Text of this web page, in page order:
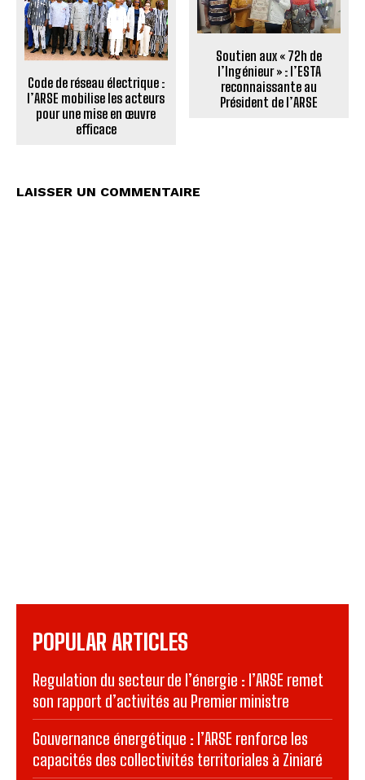
Code de réseau électrique :
l’ARSE mobilise les acteurs
pour une mise en œuvre
efficace
Soutien aux « 72h de
l’Ingénieur » : l’ESTA
reconnaissante au
Président de l’ARSE
LAISSER UN COMMENTAIRE
POPULAR ARTICLES
Regulation du secteur de l’énergie : l’ARSE remet
son rapport d’activités au Premier ministre
Gouvernance énergétique : l’ARSE renforce les
capacités des collectivités territoriales à Ziniaré